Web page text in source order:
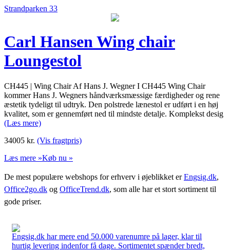
Strandparken 33
Carl Hansen Wing chair
Loungestol
CH445 | Wing Chair Af Hans J. Wegner I CH445 Wing Chair
kommer Hans J. Wegners håndværksmæssige færdigheder og rene
æstetik tydeligt til udtryk. Den polstrede lænestol er udført i en høj
kvalitet, som er gennemført ned til mindste detalje. Komplekst desig
(Læs mere)
34005 kr. (Vis fragtpris)
Læs mere »Køb nu »
De mest populære webshops for erhverv i øjeblikket erEngsig.dk,
Office2go.dk og OfficeTrend.dk, som alle har et stort sortiment til
gode priser.
Engsig.dk har mere end 50.000 varenumre på lager, klar til
hurtig levering indenfor få dage. Sortimentet spænder bredt,